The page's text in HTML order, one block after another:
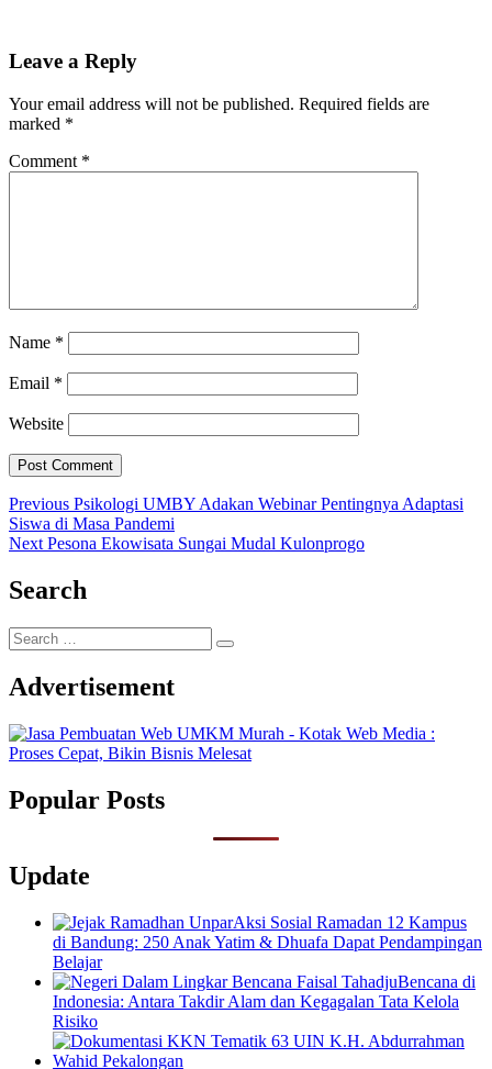
Leave a Reply
Your email address will not be published. Required fields are
marked *
Comment *
Name *
Email *
Website
Post
navigation
Previous Previous
post:
Psikologi UMBY Adakan Webinar Pentingnya Adaptasi
Siswa di Masa Pandemi
Next Next
Pesona Ekowisata Sungai Mudal Kulonprogo
Search
Search
…
Advertisement
Popular Posts
Update
Aksi Sosial Ramadan 12 Kampus
di Bandung: 250 Anak Yatim & Dhuafa Dapat Pendampingan
Belajar
Bencana di
Indonesia: Antara Takdir Alam dan Kegagalan Tata Kelola
Risiko